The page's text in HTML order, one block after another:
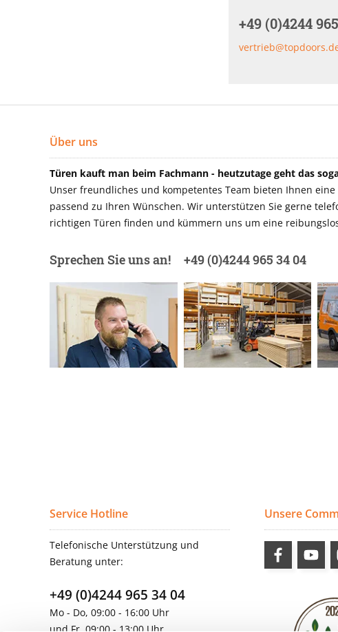
+49 (0)4244
Über uns
Türen kauft man beim Fachmann - heutzutage geht das
Unser freundliches und kompetentes Team bieten Ihnen
passend zu Ihren Wünschen. Wir unterstützen Sie gerne
richtigen Türen finden und kümmern uns um eine
Sprechen Sie uns an! +49 (0)4244 965 34 04
Service Hotline
Telefonische Unterstützung und
Beratung unter:
+49 (0)4244 965 34 04
Mo - Do, 09:00 - 16:00 Uhr
und Fr, 09:00 - 13:00 Uhr
Unsere